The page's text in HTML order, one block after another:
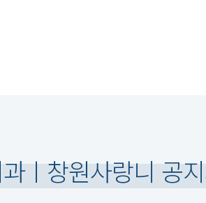
ㅣ창원사랑니 공